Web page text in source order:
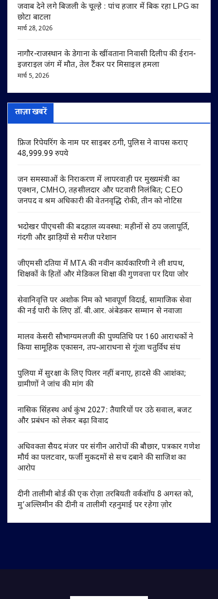
जवाब देने लगे बिजली के चूल्हे : पांच हजार में बिक रहा LPG का
छोटा बाटला
मार्च 28, 2026
नागौर-राजस्थान के डेगाना के खींवताना निवासी दिलीप की ईरान-
इजराइल जंग में मौत, तेल टैंकर पर मिसाइल हमला
मार्च 5, 2026
ताज़ा खबरें
फ्रिज रिपेयरिंग के नाम पर साइबर ठगी, पुलिस ने वापस कराए
48,999.99 रुपये
जन समस्याओं के निराकरण में लापरवाही पर मुख्यमंत्री का
एक्शन, CMHO, तहसीलदार और पटवारी निलंबित; CEO
जनपद व श्रम अधिकारी की वेतनवृद्धि रोकी, तीन को नोटिस
भदोखर पीएचसी की बदहाल व्यवस्था: महीनों से ठप जलापूर्ति,
गंदगी और झाड़ियों से मरीज परेशान
जीएमसी दतिया में MTA की नवीन कार्यकारिणी ने ली शपथ,
शिक्षकों के हितों और मेडिकल शिक्षा की गुणवत्ता पर दिया जोर
सेवानिवृत्ति पर अशोक निम को भावपूर्ण विदाई, सामाजिक सेवा
की नई पारी के लिए डॉ. बी.आर. अंबेडकर सम्मान से नवाजा
मालव केसरी सौभाग्यमलजी की पुण्यतिथि पर 160 आराधकों ने
किया सामूहिक एकासन, तप-आराधना से गूंजा चतुर्विध संघ
पुलिया में सुरक्षा के लिए पिलर नहीं बनाए, हादसे की आशंका;
ग्रामीणों ने जांच की मांग की
नासिक सिंहस्थ अर्ध कुंभ 2027: तैयारियों पर उठे सवाल, बजट
और प्रबंधन को लेकर बढ़ा विवाद
अधिवक्ता सैयद मंजर पर संगीन आरोपों की बौछार, पत्रकार गणेश
मौर्य का पलटवार, फर्जी मुकदमों से सच दबाने की साजिश का
आरोप
दीनी तालीमी बोर्ड की एक रोज़ा तरबियती वर्कशॉप 8 अगस्त को,
मु’अल्लिमीन की दीनी व तालीमी रहनुमाई पर रहेगा ज़ोर